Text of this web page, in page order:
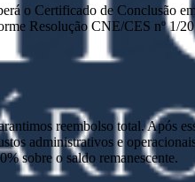
o Certificado de Conclusão
Resolução CNE/CES nº 1/
reembolso total. Após
administrativos e
sobre o saldo remanescente.